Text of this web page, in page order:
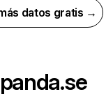
datos gratis →